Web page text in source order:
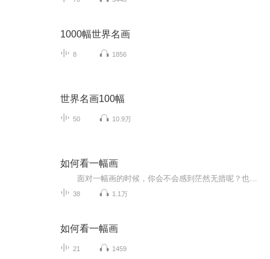
1000幅世界名画
8 1856
世界名画100幅
50 10.9万
如何看一幅画
38 1.1万
如何看一幅画
21 1459